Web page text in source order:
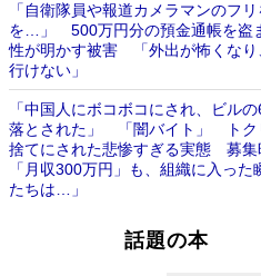
「自衛隊員や報道カメラマンのフ
を…」 500万円分の預金通帳を盗
性が明かす被害 「外出が怖くなり
行けない」
「中国人にボコボコにされ、ビル
落とされた」 「闇バイト」 トク
捨てにされた悲惨すぎる実態 募集
「月収300万円」も、組織に入った
たちは…」
話題の本